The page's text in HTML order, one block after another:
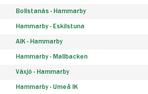
Bollstanäs - Hammarby
Hammarby - Eskilstuna
AIK - Hammarby
Hammarby - Mallbacken
Växjö - Hammarby
Hammarby - Umeå IK